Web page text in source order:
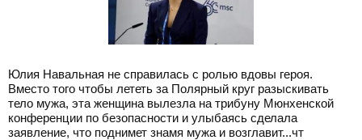
Юлия Навальная не справилась с ролью вдовы героя.
Вместо того чтобы лететь за Полярный круг разыскивать
тело мужа, эта женщина вылезла на трибуну Мюнхенской
конференции по безопасности и улыбаясь сделала
заявление, что поднимет знамя мужа и возглавит...чт